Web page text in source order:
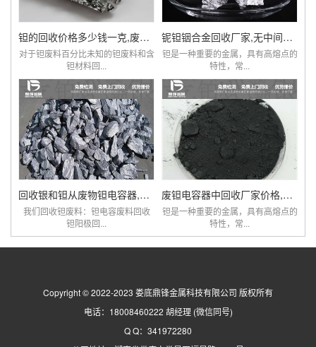
钽的回收价格多少钱一克,废旧钽电阻电容回收厂家
对于钽废料百分比未知的钽废料和含
钽材料回...
铌钽铟合金回收厂家,无中间商赚差价,价比同优
钽是一种重要的金属，具有高熔点的
特性，常...
回收银和钽从废物钽电容器,钽电容器钽电阻价格
我们回收钽废料：钽电容废料回收
钽阳极回...
废钽电容器中回收厂家价格,钽回收,钽线圈
钽是一种重要的金属，具有高熔点的
特性，常...
Copyright © 2022-2023 娄底鼎锋金属科技有限公司 版权所有
电话：18008460222 胡经理 (微信同号)
Q Q：341972280